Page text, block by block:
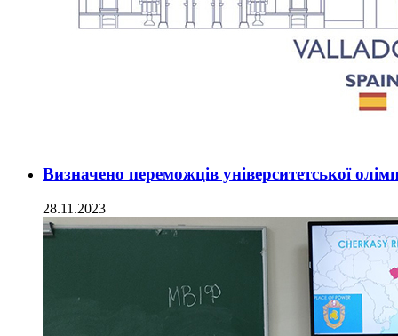
Визначено переможців університетської
28.11.2023